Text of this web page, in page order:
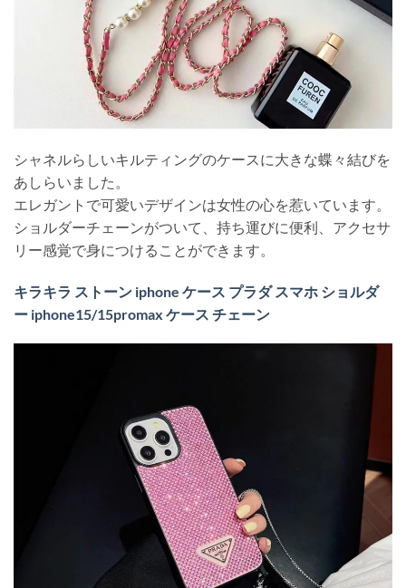
シャネルらしいキルティングのケースに大きな蝶々結びを
あしらいました。
エレガントで可愛いデザインは女性の心を惹いています。
ショルダーチェーンがついて、持ち運びに便利、アクセサ
リー感覚で身につけることができます。
キラキラ ストーン iphone ケース プラダ スマホ ショルダ
ー iphone15/15promax ケース チェーン